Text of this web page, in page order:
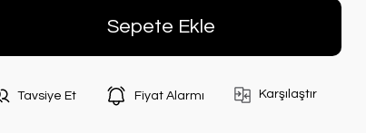
Sepete Ekle
Tavsiye Et Fiyat Alarmı Karşılaştır